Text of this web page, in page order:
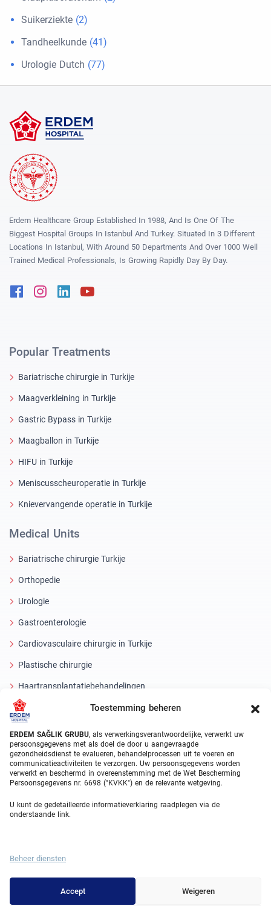
Toestemming beheren
ERDEM SAĞLIK GRUBU, als verwerkingsverantwoordelijke, verwerkt uw
persoonsgegevens met als doel de door u aangevraagde
gezondheidsdienst te evalueren, behandelprocessen uit te voeren en
communicatieactiviteiten te verzorgen. Uw persoonsgegevens worden
verwerkt en beschermd in overeenstemming met de Wet Bescherming
Persoonsgegevens nr. 6698 ("KVKK") en de relevante wetgeving.
U kunt de gedetailleerde informatieverklaring raadplegen via de
onderstaande link.
Beheer diensten
Accept Weigeren
Suikerziekte (2)
Tandheelkunde (41)
Urologie Dutch (77)
Erdem Healthcare Group Established In 1988, And Is One Of The
Biggest Hospital Groups In Istanbul And Turkey. Situated In 3 Different
Locations In Istanbul, With Around 50 Departments And Over 1000 Well
Trained Medical Professionals, Is Growing Rapidly Day By Day.
FacebookInstagram
Linkedin
Popular Treatments
Bariatrische chirurgie in Turkije
Maagverkleining in Turkije
Gastric Bypass in Turkije
Maagballon in Turkije
HIFU in Turkije
Meniscusscheuroperatie in Turkije
Knievervangende operatie in Turkije
Medical Units
Bariatrische chirurgie Turkije
Orthopedie
Urologie
Gastroenterologie
Cardiovasculaire chirurgie in Turkije
Plastische chirurgie
Haartransplantatiebehandelingen
Tandheelkundige behandelingen Turkije
Laseroog
About Erdem
Over ons
Medische eenheden